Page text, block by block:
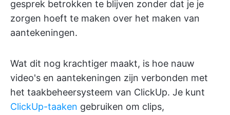
gesprek betrokken te blijven zonder dat je je
zorgen hoeft te maken over het maken van
aantekeningen.
Wat dit nog krachtiger maakt, is hoe nauw
video's en aantekeningen zijn verbonden met
het taakbeheersysteem van ClickUp. Je kunt
ClickUp-taaken gebruiken om clips,